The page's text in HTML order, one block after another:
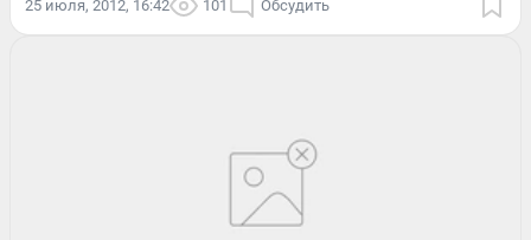
25 июля, 2012, 16:42 101 Обсудить